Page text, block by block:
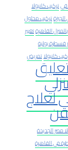
تركيب كانيولا
تركيب محلول
القاهرةتغيير
قسطرة بولية
كانيولاتمريض
لعلاج
مصر الجديدة
في القاهرة